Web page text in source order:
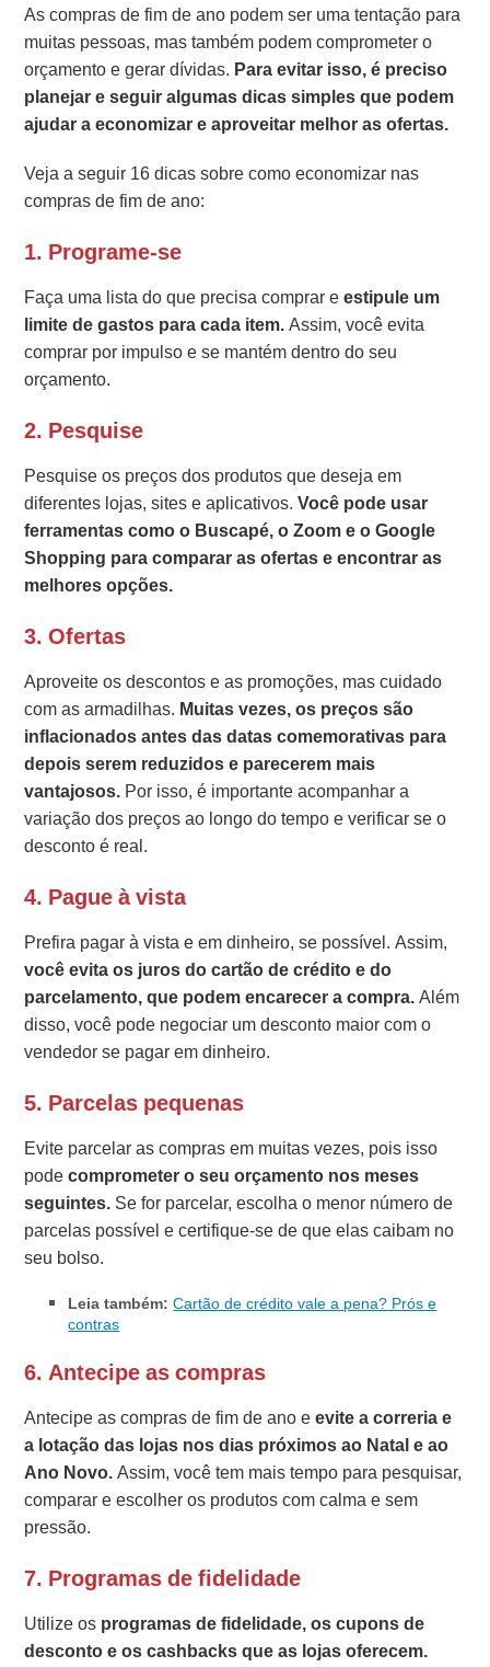
As compras de fim de ano podem ser uma tentação para
muitas pessoas, mas também podem comprometer o
orçamento e gerar dívidas. Para evitar isso, é preciso
planejar e seguir algumas dicas simples que podem
ajudar a economizar e aproveitar melhor as ofertas.
Veja a seguir 16 dicas sobre como economizar nas
compras de fim de ano:
1. Programe-se
Faça uma lista do que precisa comprar eestipule um
limite de gastos para cada item.Assim, você evita
comprar por impulso e se mantém dentro do seu
orçamento.
2. Pesquise
Pesquise os preços dos produtos que deseja em
diferentes lojas, sites e aplicativos.Você pode usar
ferramentas como o Buscapé, o Zoom e o Google
Shopping para comparar as ofertas e encontrar as
melhores opções.
3. Ofertas
Aproveite os descontos e as promoções, mas cuidado
com as armadilhas. Muitas vezes, os preços são
inflacionados antes das datas comemorativas para
depois serem reduzidos e parecerem mais
vantajosos. Por isso, é importante acompanhar a
variação dos preços ao longo do tempo e verificar se o
desconto é real.
4. Pague à vista
Prefira pagar à vista e em dinheiro, se possível. Assim,
você evita os juros do cartão de crédito e do
parcelamento, que podem encarecer a compra.Além
disso, você pode negociar um desconto maior com o
vendedor se pagar em dinheiro.
5. Parcelas pequenas
Evite parcelar as compras em muitas vezes, pois isso
podecomprometer o seu orçamento nos meses
seguintes. Se for parcelar, escolha o menor número de
parcelas possível e certifique-se de que elas caibam no
seu bolso.
Leia também: Cartão de crédito vale a pena? Prós e
contras
6. Antecipe as compras
Antecipe as compras de fim de ano eevite a correria e
a lotação das lojas nos dias próximos ao Natal e ao
Ano Novo.Assim, você tem mais tempo para pesquisar,
comparar e escolher os produtos com calma e sem
pressão.
7. Programas de fidelidade
Utilize os programas de fidelidade, os cupons de
desconto e os cashbacks que as lojas oferecem.